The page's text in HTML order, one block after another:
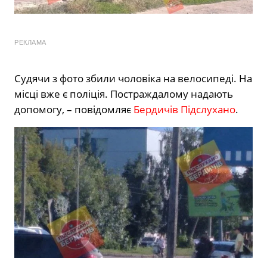
РЕКЛАМА
Судячи з фото збили чоловіка на велосипеді. На
місці вже є поліція. Постраждалому надають
допомогу, – повідомляє Бердичів Підслухано.